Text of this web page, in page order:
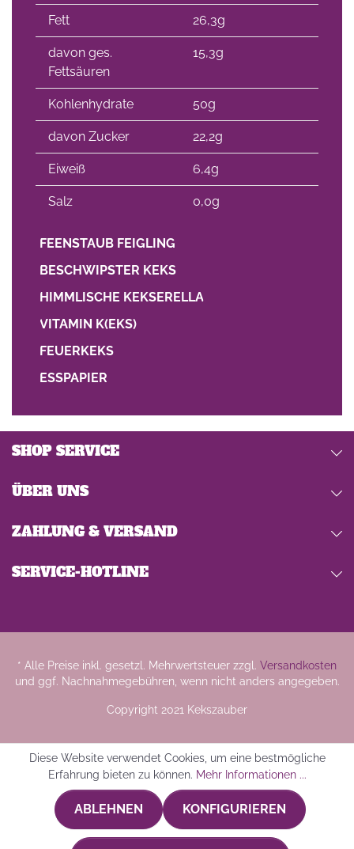
Fett 26,3g
davon ges.
Fettsäuren
15,3g
Kohlenhydrate 50g
davon Zucker 22,2g
Eiweiß 6,4g
Salz 0,0g
FEENSTAUB FEIGLING
BESCHWIPSTER KEKS
HIMMLISCHE KEKSERELLA
VITAMIN K(EKS)
FEUERKEKS
ESSPAPIER
SERVICE-HOTLINE
SHOP SERVICE
ÜBER UNS
ZAHLUNG & VERSAND
* Alle Preise inkl. gesetzl. Mehrwertsteuer zzgl. Versandkosten
und ggf. Nachnahmegebühren, wenn nicht anders angegeben.
Copyright 2021 Kekszauber
Diese Website verwendet Cookies, um eine bestmögliche
Erfahrung bieten zu können. Mehr Informationen ...
ABLEHNEN KONFIGURIEREN